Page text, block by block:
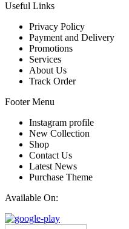
Useful Links
Privacy Policy
Payment and Delivery
Promotions
Services
About Us
Track Order
Footer Menu
Instagram profile
New Collection
Shop
Contact Us
Latest News
Purchase Theme
Available On: